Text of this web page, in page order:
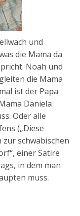
und
die Mama da
Noah und
die Mama
ist der Papa
Daniela
Oder alle
(„Diese
zur schwäbischen
einer Satire
in dem man
muss.